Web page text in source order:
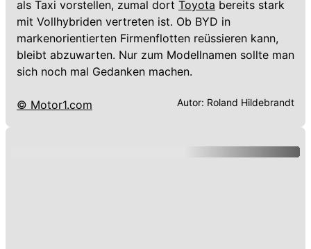
als Taxi vorstellen, zumal dort Toyota bereits stark
mit Vollhybriden vertreten ist. Ob BYD in
markenorientierten Firmenflotten reüssieren kann,
bleibt abzuwarten. Nur zum Modellnamen sollte man
sich noch mal Gedanken machen.
© Motor1.com Autor: Roland Hildebrandt